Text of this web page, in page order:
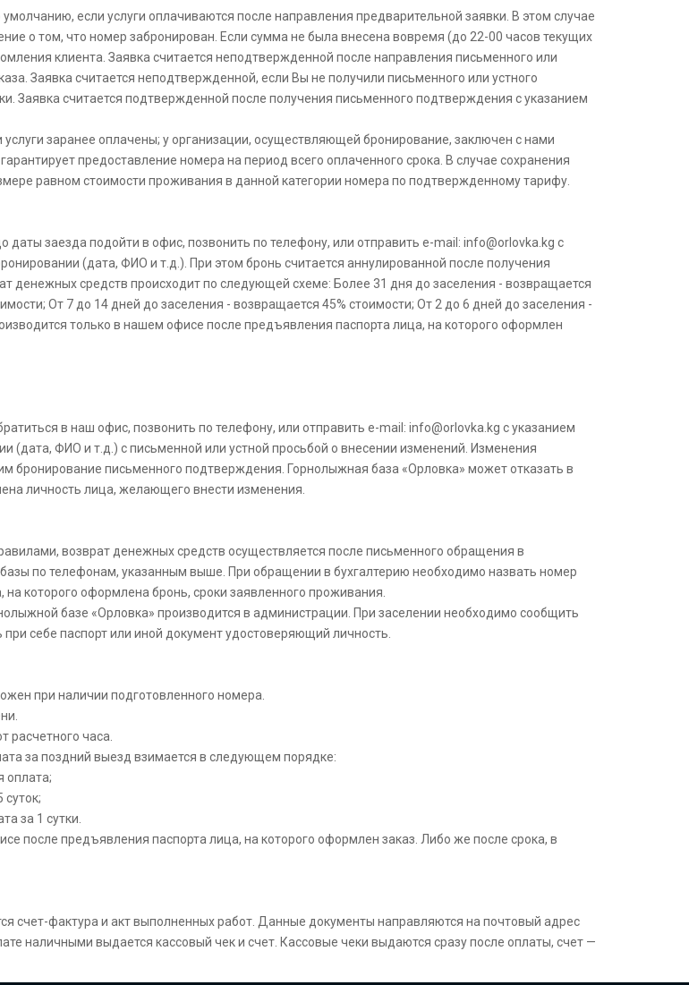
если услуги оплачиваются после направления предварительной заявки. В этом случае
о том, что номер забронирован. Если сумма не была внесена вовремя (до 22-00 часов текущих
клиента. Заявка считается неподтвержденной после направления письменного или
Заявка считается неподтвержденной, если Вы не получили письменного или устного
Заявка считается подтвержденной после получения письменного подтверждения с указанием
услуги заранее оплачены; у организации, осуществляющей бронирование, заключен с нами
предоставление номера на период всего оплаченного срока. В случае сохранения
равном стоимости проживания в данной категории номера по подтвержденному тарифу.
заезда подойти в офис, позвонить по телефону, или отправить e-mail: info@orlоvka.kg с
(дата, ФИО и т.д.). При этом бронь считается аннулированной после получения
денежных средств происходит по следующей схеме: Более 31 дня до заселения - возвращается
От 7 до 14 дней до заселения - возвращается 45% стоимости; От 2 до 6 дней до заселения -
только в нашем офисе после предъявления паспорта лица, на которого оформлен
в наш офис, позвонить по телефону, или отправить e-mail: info@orlоvka.kg с указанием
(дата, ФИО и т.д.) с письменной или устной просьбой о внесении изменений. Изменения
письменного подтверждения. Горнолыжная база «Орловка» может отказать в
личность лица, желающего внести изменения.
возврат денежных средств осуществляется после письменного обращения в
по телефонам, указанным выше. При обращении в бухгалтерию необходимо назвать номер
которого оформлена бронь, сроки заявленного проживания.
базе «Орловка» производится в администрации. При заселении необходимо сообщить
себе паспорт или иной документ удостоверяющий личность.
при наличии подготовленного номера.
расчетного часа.
за поздний выезд взимается в следующем порядке:
оплата;
суток;
за 1 сутки.
после предъявления паспорта лица, на которого оформлен заказ. Либо же после срока, в
счет-фактура и акт выполненных работ. Данные документы направляются на почтовый адрес
наличными выдается кассовый чек и счет. Кассовые чеки выдаются сразу после оплаты, счет —